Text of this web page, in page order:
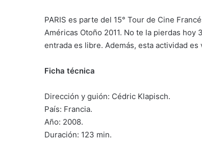
PARIS es parte del 15° Tour de Cine
Américas Otoño 2011. No te la pierdas
entrada es libre. Además, esta actividad es
Ficha técnica
Dirección y guión: Cédric Klapisch.
País: Francia.
Año: 2008.
Duración: 123 min.